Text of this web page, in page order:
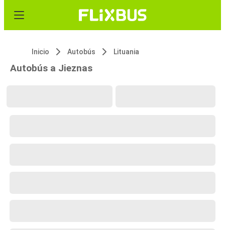
Inicio Autobús Lituania
Autobús a Jieznas